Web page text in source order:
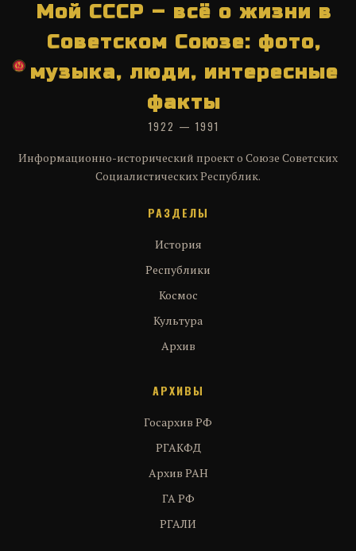
Мой СССР – всё о жизни в
Советском Союзе: фото,
музыка, люди, интересные
факты
1922 — 1991
Информационно-исторический проект о Союзе Советских
Социалистических Республик.
РАЗДЕЛЫ
История
Республики
Космос
Культура
Архив
АРХИВЫ
Госархив РФ
РГАКФД
Архив РАН
ГА РФ
РГАЛИ